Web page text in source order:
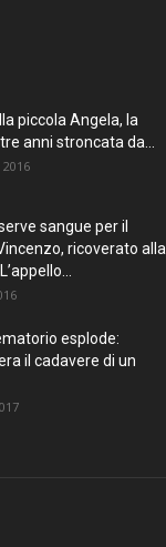
piccola Angela, la
anni stroncata da...
sangue per il
ricoverato alla
esplode:
il cadavere di un